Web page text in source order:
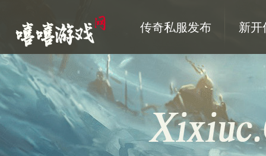
传奇私服发布 新开